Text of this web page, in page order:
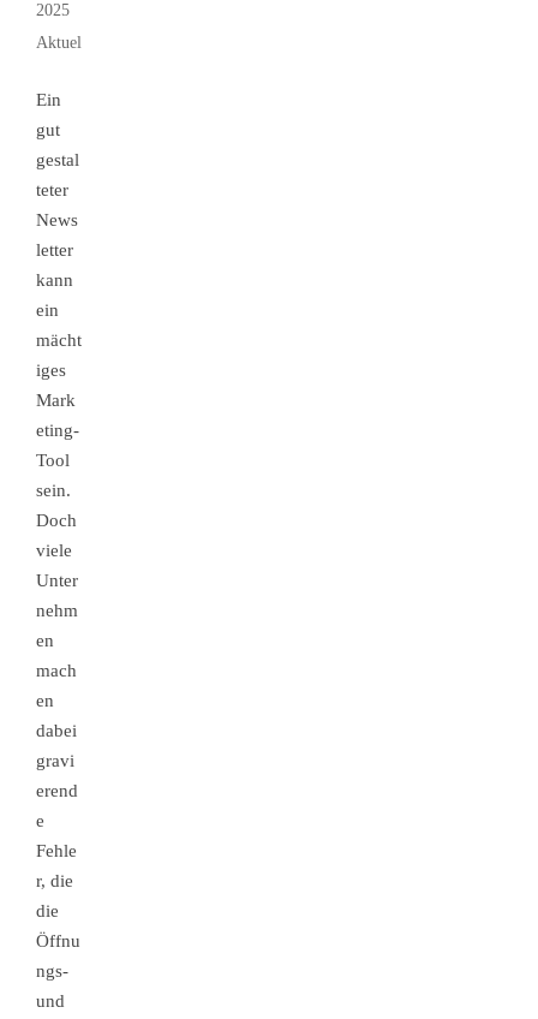
2025
Aktuelles
Ein
gut
gestal
teter
News
letter
kann
ein
mächt
iges
Mark
eting-
Tool
sein.
Doch
viele
Unter
nehm
en
mach
en
dabei
gravi
erend
e
Fehle
r, die
die
Öffnu
ngs-
und